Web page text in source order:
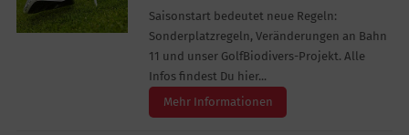
Saisonstart bedeutet neue Regeln:
Sonderplatzregeln, Veränderungen an Bahn
11 und unser GolfBiodivers-Projekt. Alle
Infos findest Du hier...
Mehr Informationen